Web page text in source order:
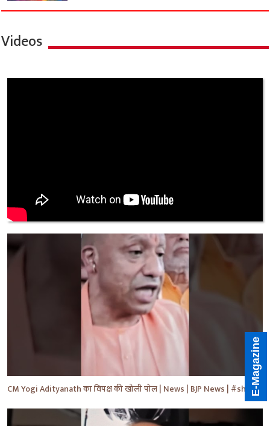
Videos
CM Yogi Adityanath का विपक्ष की खोली पोल | News | BJP News | #shorts #yt #news #ytshorts
E-Magazine